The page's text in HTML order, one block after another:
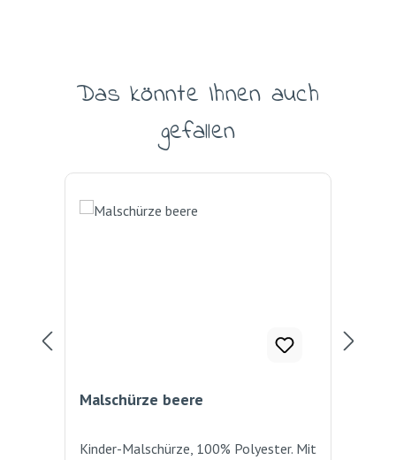
Produktgalerie überspringen
Das könnte Ihnen auch
gefallen
Malschürze beere
Kinder-Malschürze, 100% Polyester. Mit